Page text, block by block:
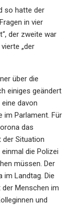
so hatte der
in vier
der zweite war
„der
über die
einiges geändert
davon
im Parlament. Für
das
der Situation
die Polizei
müssen. Der
im Landtag. Die
Menschen im
und